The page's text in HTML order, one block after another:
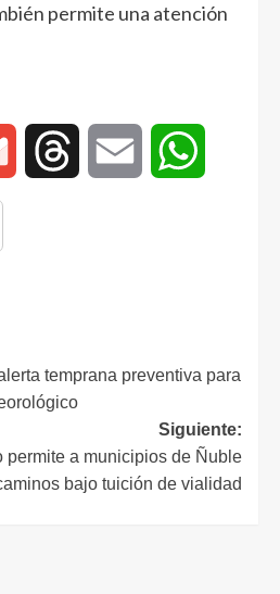
permite una atención
Gmail Threads Email
temprana preventiva para
Siguiente:
permite a municipios de Ñuble
bajo tuición de vialidad